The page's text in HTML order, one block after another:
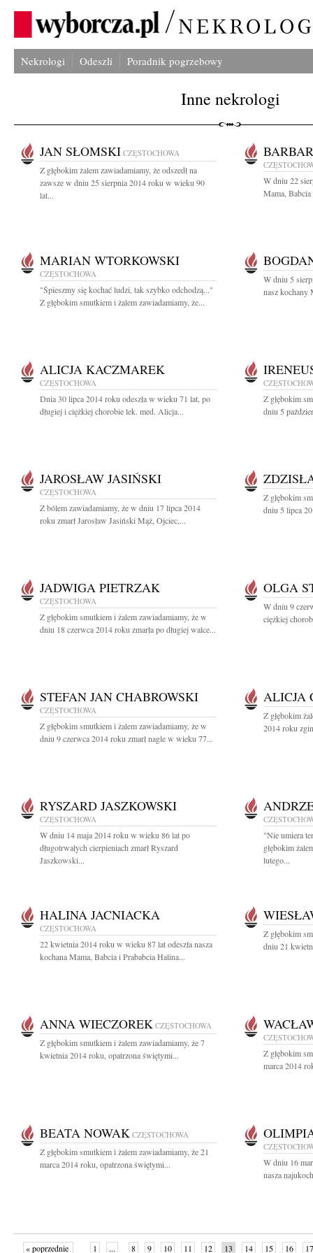
Nekrologi Odeszli Poradnik pogrzebowy
Inne nekrologi
JAN SŁOMSKI CZĘSTOCHOWA
Z głębokim żalem zawiadamiamy, że odszedł na
zawsze w dniu 25 sierpnia 2014 roku w wieku 90
lat...
W dniu 22
Mama,
MARIAN WTORKOWSKI
CZĘSTOCHOWA
"Śpieszmy się kochać ludzi, tak szybko odchodzą..."
Z głębokim smutkiem i żalem zawiadamiamy, że...
W dniu 5
nasz kochany
ALICJA KACZMAREK
CZĘSTOCHOWA
Dnia 30 lipca 2014 roku odeszła w wieku 71 lat, po
długiej i ciężkiej chorobie lek. med. Alicja...
Z głębokim
dniu 5
JAROSŁAW JASIŃSKI
CZĘSTOCHOWA
Z bólem zawiadamiamy, że w dniu 17 lipca 2014
roku zmarł Jarosław Jasiński Mąż, Ojciec,...
Z głębokim
dniu 5 lipca
JADWIGA PIETRZAK
CZĘSTOCHOWA
Z głębokim smutkiem i żalem zawiadamiamy, że w
dniu 18 czerwca 2014 roku zmarła po długiej walce...
OLGA
W dniu 9
ciężkiej
STEFAN JAN CHABROWSKI
CZĘSTOCHOWA
Z głębokim smutkiem i żalem zawiadamiamy, że w
dniu 9 czerwca 2014 roku zmarł nagle w wieku 77...
ALICJA
Z głębokim
2014 roku
RYSZARD JASZKOWSKI
CZĘSTOCHOWA
W dniu 14 maja 2014 roku w wieku 86 lat po
długotrwałych cierpieniach zmarł Ryszard
Jaszkowski...
"Nie umiera
głębokim
lutego...
HALINA JACNIACKA
CZĘSTOCHOWA
22 kwietnia 2014 roku w wieku 87 lat odeszła nasza
kochana Mama, Babcia i Prababcia Halina...
Z głębokim
dniu 21
ANNA WIECZOREK CZĘSTOCHOWA
Z głębokim smutkiem i żalem zawiadamiamy, że 7
kwietnia 2014 roku, opatrzona świętymi...
Z głębokim
marca 2014
BEATA NOWAK CZĘSTOCHOWA
Z głębokim smutkiem i żalem zawiadamiamy, że 21
marca 2014 roku, opatrzona świętymi...
W dniu 16
nasza
« poprzednie 1 ... 8 9 10 11 12 13 14 15 16 17